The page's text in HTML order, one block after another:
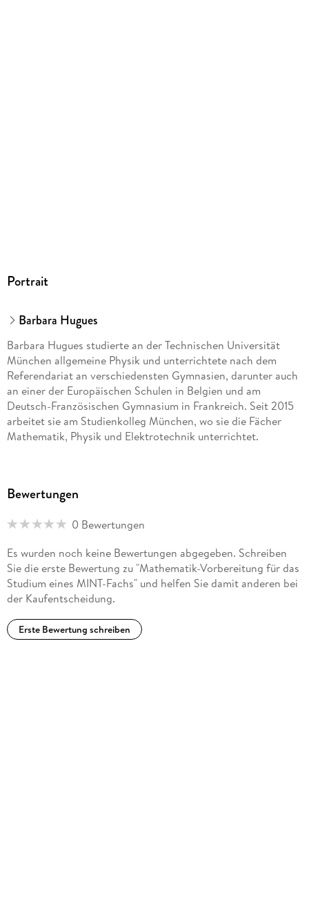
Portrait
Barbara Hugues
Barbara Hugues studierte an der Technischen Universität
München allgemeine Physik und unterrichtete nach dem
Referendariat an verschiedensten Gymnasien, darunter auch
an einer der Europäischen Schulen in Belgien und am
Deutsch-Französischen Gymnasium in Frankreich. Seit 2015
arbeitet sie am Studienkolleg München, wo sie die Fächer
Mathematik, Physik und Elektrotechnik unterrichtet.
Bewertungen
0 Bewertungen
Es wurden noch keine Bewertungen abgegeben. Schreiben
Sie die erste Bewertung zu "Mathematik-Vorbereitung für das
Studium eines MINT-Fachs" und helfen Sie damit anderen bei
der Kaufentscheidung.
Erste Bewertung schreiben